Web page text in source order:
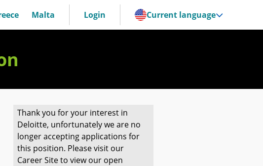
Malta Login Current language
Thank you for your interest in
Deloitte, unfortunately we are no
longer accepting applications for
this position. Please visit our
Career Site to view our open